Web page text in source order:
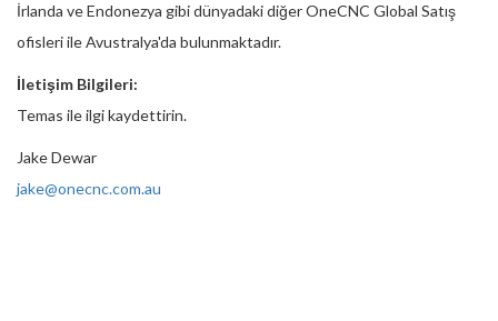
İrlanda ve Endonezya gibi dünyadaki diğer OneCNC Global Satış
ofisleri ile Avustralya'da bulunmaktadır.
İletişim Bilgileri:
Temas ile ilgi kaydettirin.
Jake Dewar
jake@onecnc.com.au